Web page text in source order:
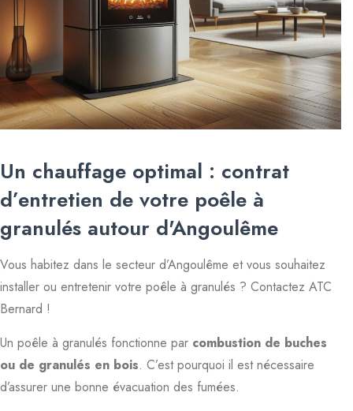
Un chauffage optimal : contrat
d’entretien de votre poêle à
granulés autour d'Angoulême
Vous habitez dans le secteur d’Angoulême et vous souhaitez
installer ou entretenir votre poêle à granulés ? Contactez ATC
Bernard !
Un poêle à granulés fonctionne par combustion de buches
ou de granulés en bois. C’est pourquoi il est nécessaire
d’assurer une bonne évacuation des fumées.